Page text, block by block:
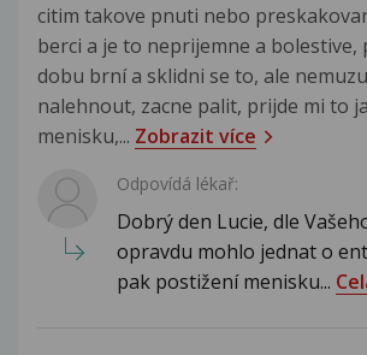
citim takove pnuti nebo
berci a je to neprijemne a bolestive,
dobu brní a sklidni se to, ale
nalehnout, zacne palit, prijde mi to
menisku,... Zobrazit více
Odpovídá lékař:
Dobrý den Lucie, dle
opravdu mohlo jednat o
pak postižení menisku...